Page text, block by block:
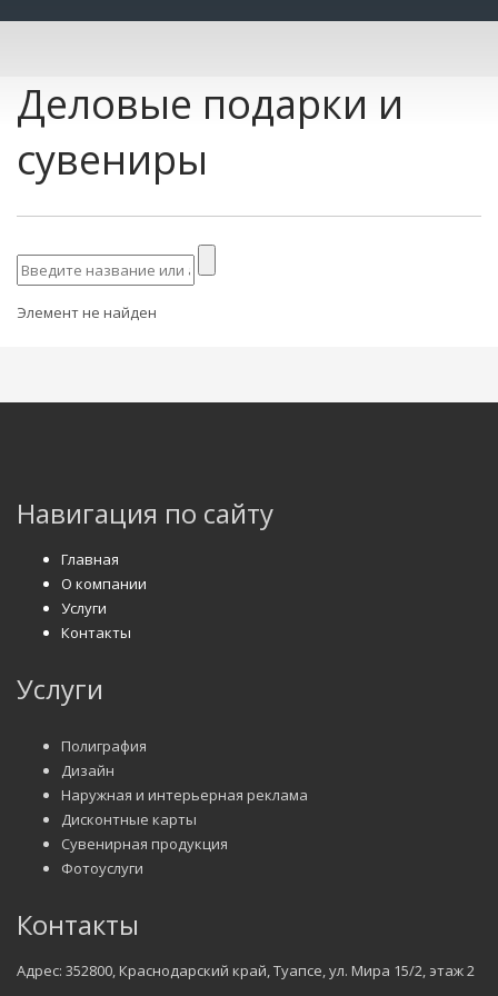
Деловые подарки и
сувениры
Элемент не найден
Навигация по сайту
Главная
О компании
Услуги
Контакты
Услуги
Полиграфия
Дизайн
Наружная и интерьерная реклама
Дисконтные карты
Сувенирная продукция
Фотоуслуги
Контакты
Адрес: 352800, Краснодарский край, Туапсе, ул. Мира 15/2, этаж 2